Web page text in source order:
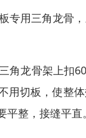
专用三角龙骨
角龙骨架上扣
切板，使整
整，接缝平直。